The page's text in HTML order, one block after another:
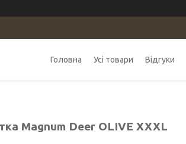
Головна Усі товари Відгуки
Magnum Deer OLIVE XXXL